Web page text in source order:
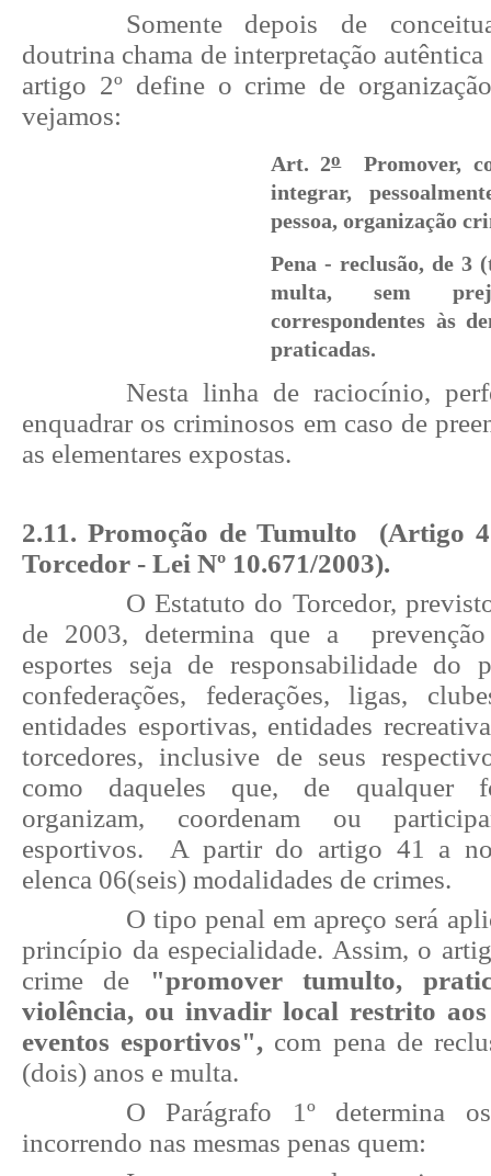
Somente depois de
doutrina chama de interpretação
artigo 2º define o crime de
vejamos:
Art. 2oPromover,
integrar,
pessoa, organização
Pena - reclusão, de 3
multa, sem
correspondentes às
praticadas.
Nesta linha de raciocínio,
enquadrar os criminosos em caso de
as elementares expostas.
2.11. Promoção de Tumulto (Artigo
Torcedor - Lei Nº 10.671/2003).
O Estatuto do Torcedor,
de 2003, determina que a
esportes seja de responsabilidade do
confederações, federações, ligas,
entidades esportivas, entidades
torcedores, inclusive de seus
como daqueles que, de qualquer
organizam, coordenam ou
esportivos. A partir do artigo 41 a
elenca 06(seis) modalidades de crimes.
O tipo penal em apreço será
princípio da especialidade. Assim, o
crime de "promover tumulto,
violência, ou invadir local restrito aos
eventos esportivos", com pena de
(dois) anos e multa.
O Parágrafo 1º determina
incorrendo nas mesmas penas quem: